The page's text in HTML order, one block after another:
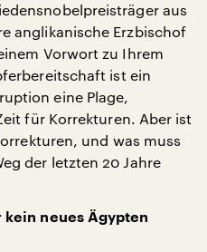
aus
anglikanische Erzbischof
Vorwort zu Ihrem
ist ein
eine Plage,
für Korrekturen. Aber ist
und was muss
der letzten 20 Jahre
kein neues Ägypten